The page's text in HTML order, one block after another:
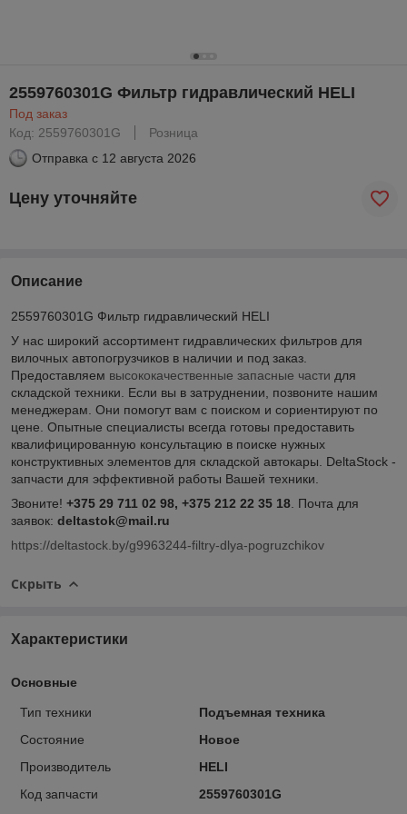
2559760301G Фильтр гидравлический HELI
Под заказ
Код: 2559760301G
Розница
Отправка с 12 августа 2026
Цену уточняйте
Описание
2559760301G Фильтр гидравлический HELI
У нас широкий ассортимент гидравлических фильтров для
вилочных автопогрузчиков в наличии и под заказ.
Предоставляем высококачественные запасные части для
складской техники. Если вы в затруднении, позвоните нашим
менеджерам. Они помогут вам с поиском и сориентируют по
цене. Опытные специалисты всегда готовы предоставить
квалифицированную консультацию в поиске нужных
конструктивных элементов для складской автокары. DeltaStock -
запчасти для эффективной работы Вашей техники.
Звоните! +375 29 711 02 98, +375 212 22 35 18 . Почта для
заявок: deltastok@mail.ru
https://deltastock.by/g9963244-filtry-dlya-pogruzchikov
Скрыть
Характеристики
Основные
Тип техники
Подъемная техника
Состояние
Новое
Производитель
HELI
Код запчасти
2559760301G